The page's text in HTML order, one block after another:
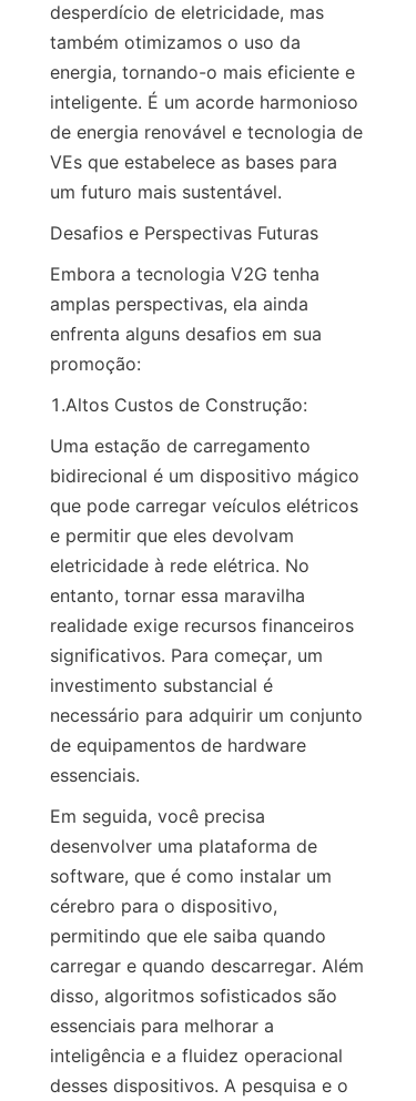
desperdício de eletricidade, mas
também otimizamos o uso da
energia, tornando-o mais eficiente e
inteligente. É um acorde harmonioso
de energia renovável e tecnologia de
VEs que estabelece as bases para
um futuro mais sustentável.
Desafios e Perspectivas Futuras
Embora a tecnologia V2G tenha
amplas perspectivas, ela ainda
enfrenta alguns desafios em sua
promoção:
1.Altos Custos de Construção:
Uma estação de carregamento
bidirecional é um dispositivo mágico
que pode carregar veículos elétricos
e permitir que eles devolvam
eletricidade à rede elétrica. No
entanto, tornar essa maravilha
realidade exige recursos financeiros
significativos. Para começar, um
investimento substancial é
necessário para adquirir um conjunto
de equipamentos de hardware
essenciais.
Em seguida, você precisa
desenvolver uma plataforma de
software, que é como instalar um
cérebro para o dispositivo,
permitindo que ele saiba quando
carregar e quando descarregar. Além
disso, algoritmos sofisticados são
essenciais para melhorar a
inteligência e a fluidez operacional
desses dispositivos. A pesquisa e o